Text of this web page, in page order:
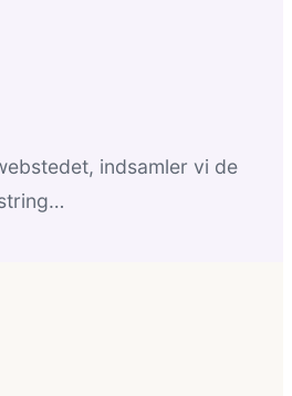
indsamler vi de